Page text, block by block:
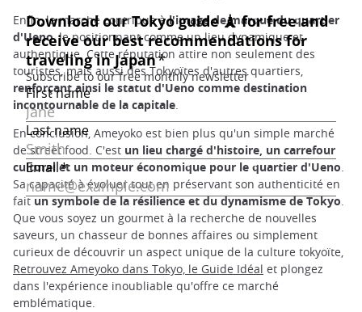
Enfin, le marché contribue àl'image de marque du quartier
d'Ueno, le positionnant comme un lieu dynamique et
authentique. Cette réputation attire non seulement des
touristes, mais aussi des Tokyoïtes d'autres quartiers,
renforçant ainsi le statut d'Ueno comme destination
incontournable de la capitale.
En conclusion, Ameyoko est bien plus qu'un simple marché
de street food. C'est un lieu chargé d'histoire, un carrefour
culturel et un moteur économique pour le quartier d'Ueno.
Sa capacité à évoluer tout en préservant son authenticité en
faitun symbole de la résilience et du dynamisme de Tokyo.
Que vous soyez un gourmet à la recherche de nouvelles
saveurs, un chasseur de bonnes affaires ou simplement
curieux de découvrir un aspect unique de la culture tokyoïte,
Retrouvez Ameyoko dans Tokyo, le Guide Idéal et plongez
dans l'expérience inoubliable qu'offre ce marché
emblématique.